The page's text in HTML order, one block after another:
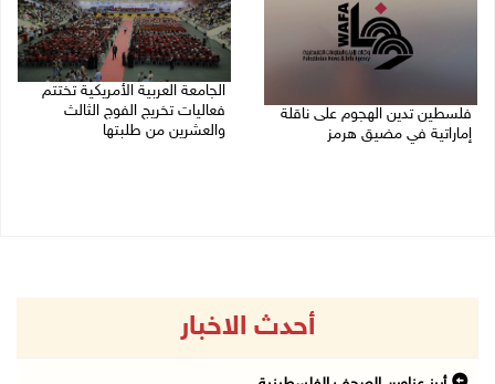
فلسطين تدين الهجوم على ناقلة
إماراتية في مضيق هرمز
الجامعة العربية الأمريكية تختتم
فعاليات تخريج الفوج الثالث
والعشرين من طلبتها
أحدث الاخبار